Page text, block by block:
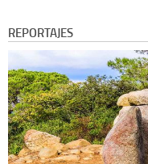
REPORTAJES